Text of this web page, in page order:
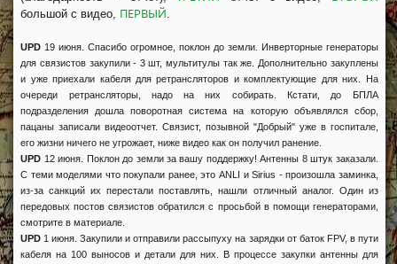
большой с видео, ПЕРВЫЙ.
UPD 19 июня. Спасибо огромное, поклон до земли. Инверторные генераторы
для связистов закупили - 3 шт, мультитулы так же. Дополнительно закуплены
и уже приехали кабеля для ретрансляторов и комплектующие для них. На
очереди ретрансляторы, надо на них собирать. Кстати, до БПЛА
подразделения дошла поворотная система на которую объявлялся сбор,
пацаны записали видеоотчет. Связист, позывной "Добрый" уже в госпитале,
его жизни ничего не угрожает, ниже видео как он получил ранение.
UPD 12 июня. Поклон до земли за вашу поддержку! Антенны 8 штук заказали.
С теми моделями что покупали ранее, это ANLI и Sirius - произошла заминка,
из-за санкций их перестали поставлять, нашли отличный аналог. Один из
передовых постов связистов обратился с просьбой в помощи генераторами,
смотрите в материале.
UPD 1 июня. Закупили и отправили рассыпуху на зарядки от баток FPV, в пути
кабеля на 100 выносов и детали для них. В процессе закупки антенны для